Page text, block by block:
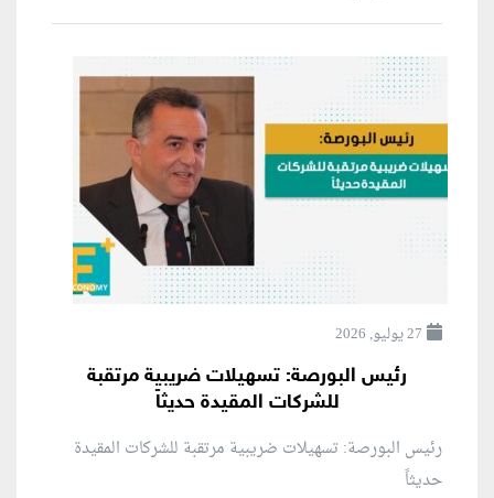
27 يوليو, 2026
رئيس البورصة: تسهيلات ضريبية مرتقبة
للشركات المقيدة حديثاً
رئيس البورصة: تسهيلات ضريبية مرتقبة للشركات المقيدة
حديثاً